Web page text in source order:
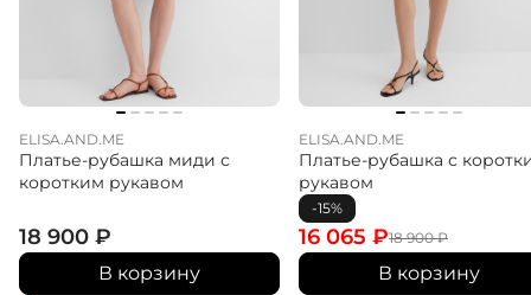
ELISA.AND.ME
Платье-рубашка миди с
коротким рукавом
18 900 ₽
В корзину
ELISA.AND.ME
Платье-рубашка с
рукавом
-15%
18 900₽
16 065 ₽
В корзину